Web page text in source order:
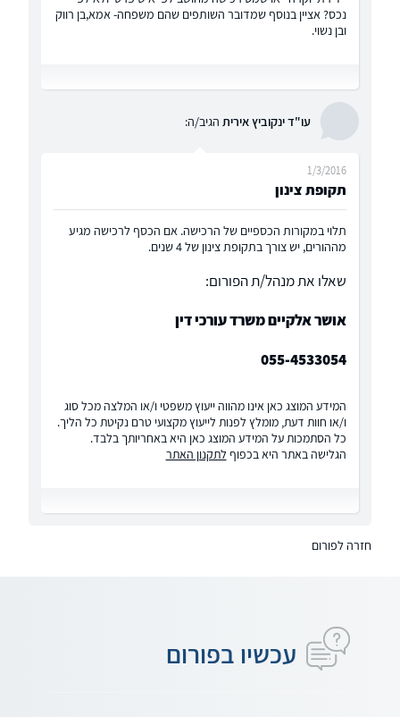
נכס? אציין בנוסף שמדובר השותפים שהם משפחה- אמא,בן רווק
ובן נשוי.
עו"ד ינקוביץ אירית הגיב/ה:
תקופת צינון
1/3/2016
תלוי במקורות הכספיים של הרכישה. אם הכסף לרכישה מגיע
מההורים, יש צורך בתקופת צינון של 4 שנים.
שאלו את מנהל/ת הפורום:
אושר אלקיים משרד עורכי דין
055-4533054
המידע המוצג כאן אינו מהווה ייעוץ משפטי ו/או המלצה מכל סוג
ו/או חוות דעת, מומלץ לפנות לייעוץ מקצועי טרם נקיטת כל הליך.
כל הסתמכות על המידע המוצג כאן היא באחריותך בלבד.
הגלישה באתר היא בכפוף לתקנון האתר
חזרה לפורום
עכשיו בפורום